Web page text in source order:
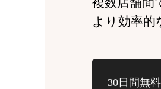
より効率的
30日間無